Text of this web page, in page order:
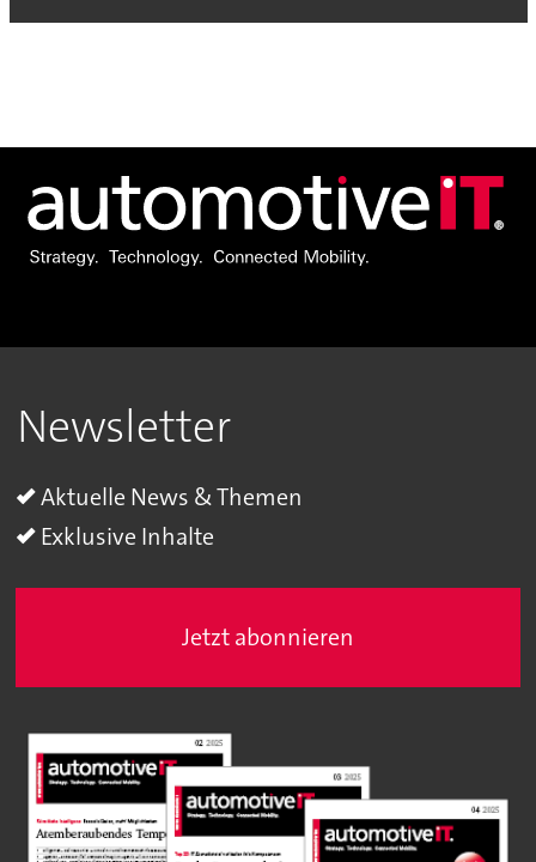
Newsletter
Aktuelle News & Themen
Exklusive Inhalte
Jetzt abonnieren